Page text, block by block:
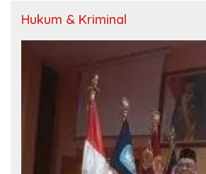
Hukum & Kriminal